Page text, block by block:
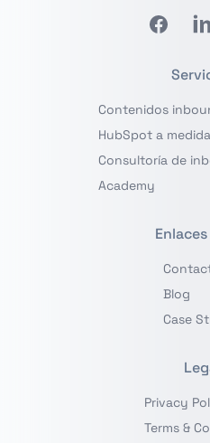
Contenidos
HubSpot a medida
Consultoría de
Academy
Blog
Case
Privacy
Terms &